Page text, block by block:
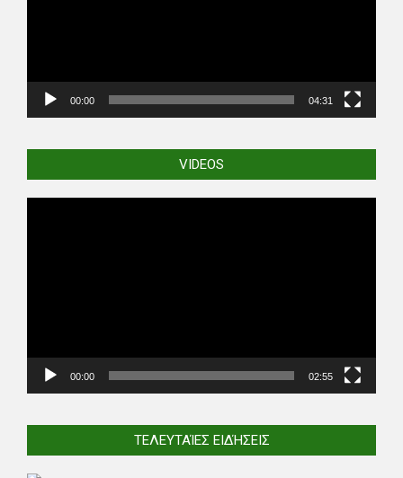
00:00 04:31
VIDEOS
00:00 02:55
ΤΕΛΕΥΤΑΊΕΣ ΕΙΔΉΣΕΙΣ